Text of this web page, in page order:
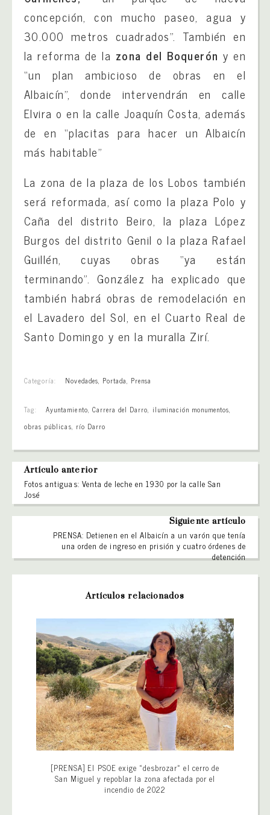
concepción, con mucho paseo, agua y
30.000 metros cuadrados”. También en
la reforma de la zona del Boquerón y en
“un plan ambicioso de obras en el
Albaicín”, donde intervendrán en calle
Elvira o en la calle Joaquín Costa, además
de en “placitas para hacer un Albaicín
más habitable”
La zona de la plaza de los Lobos también
será reformada, así como la plaza Polo y
Caña del distrito Beiro, la plaza López
Burgos del distrito Genil o la plaza Rafael
Guillén, cuyas obras “ya están
terminando”. González ha explicado que
también habrá obras de remodelación en
el Lavadero del Sol, en el Cuarto Real de
Santo Domingo y en la muralla Zirí.
Categoría: Novedades, Portada, Prensa
Tag: Ayuntamiento, Carrera del Darro, iluminación monumentos,
obras públicas, río Darro
Artículo anterior
Fotos antiguas: Venta de leche en 1930 por la calle San
José
Siguiente artículo
PRENSA: Detienen en el Albaicín a un varón que tenía
una orden de ingreso en prisión y cuatro órdenes de
detención
Artículos relacionados
[PRENSA] El PSOE exige «desbrozar» el cerro de
San Miguel y repoblar la zona afectada por el
incendio de 2022